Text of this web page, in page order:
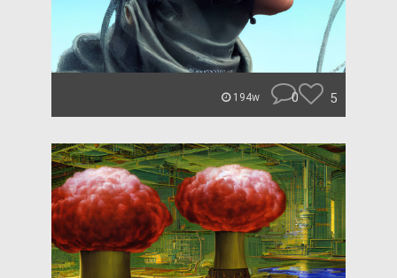
194w 0 5